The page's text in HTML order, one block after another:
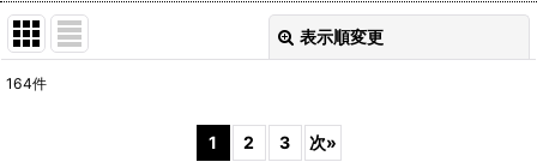
表示順変更
164件
1 2 3 次»